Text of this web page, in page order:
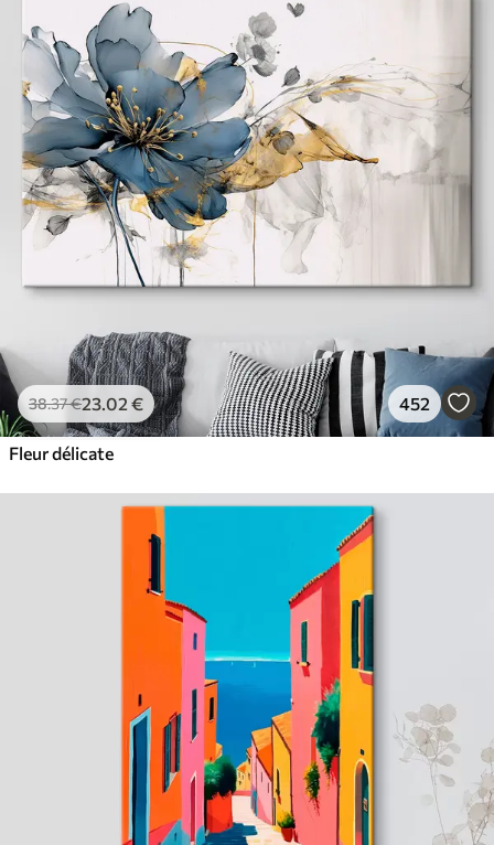
38.37€23.02 € 452
Fleur délicate